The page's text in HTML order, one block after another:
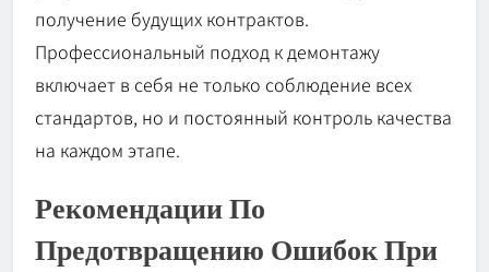
получение будущих контрактов.
Профессиональный подход к демонтажу
включает в себя не только соблюдение всех
стандартов, но и постоянный контроль качества
на каждом этапе.
Рекомендации По
Предотвращению Ошибок При